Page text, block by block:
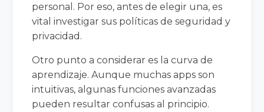
personal. Por eso, antes de elegir una, es
vital investigar sus políticas de seguridad y
privacidad.
Otro punto a considerar es la curva de
aprendizaje. Aunque muchas apps son
intuitivas, algunas funciones avanzadas
pueden resultar confusas al principio.